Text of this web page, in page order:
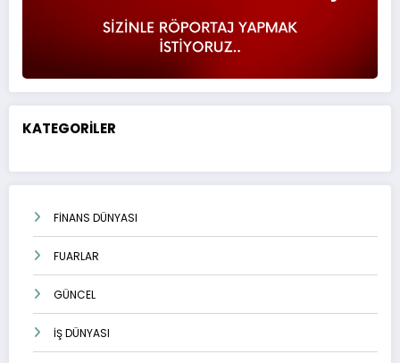
KATEGORİLER
FİNANS DÜNYASI
FUARLAR
GÜNCEL
İŞ DÜNYASI